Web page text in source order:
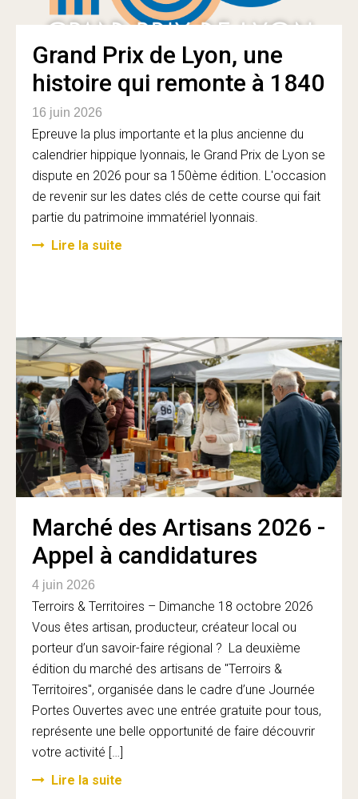
Grand Prix de Lyon, une
histoire qui remonte à 1840
16 juin 2026
Epreuve la plus importante et la plus ancienne du
calendrier hippique lyonnais, le Grand Prix de Lyon se
dispute en 2026 pour sa 150ème édition. L'occasion
de revenir sur les dates clés de cette course qui fait
partie du patrimoine immatériel lyonnais.
Lire la suite
Marché des Artisans 2026 -
Appel à candidatures
4 juin 2026
Terroirs & Territoires – Dimanche 18 octobre 2026
Vous êtes artisan, producteur, créateur local ou
porteur d’un savoir-faire régional ? La deuxième
édition du marché des artisans de "Terroirs &
Territoires", organisée dans le cadre d’une Journée
Portes Ouvertes avec une entrée gratuite pour tous,
représente une belle opportunité de faire découvrir
votre activité […]
Lire la suite